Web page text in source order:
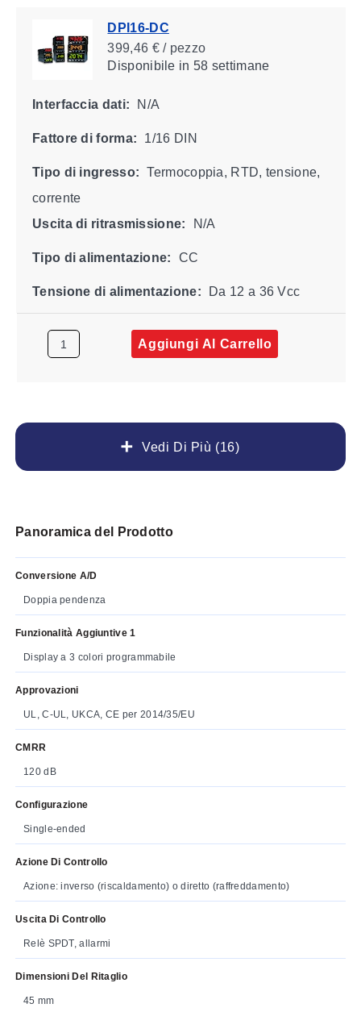
Vedi Di Più (16)
DPI16-DC
399,46 € / pezzo
Disponibile in 58 settimane
Interfaccia dati: N/A
Fattore di forma: 1/16 DIN
Tipo di ingresso: Termocoppia, RTD, tensione,
corrente
Uscita di ritrasmissione:
N/A
Tipo di alimentazione: CC
Tensione di alimentazione: Da 12 a 36 Vcc
Aggiungi Al Carrello
Panoramica del Prodotto
Conversione A/D
Doppia pendenza
Funzionalità Aggiuntive 1
Display a 3 colori programmabile
Approvazioni
UL, C-UL, UKCA, CE per 2014/35/EU
CMRR
120 dB
Configurazione
Single-ended
Azione Di Controllo
Azione: inverso (riscaldamento) o diretto (raffreddamento)
Uscita Di Controllo
Relè SPDT, allarmi
Dimensioni Del Ritaglio
45 mm